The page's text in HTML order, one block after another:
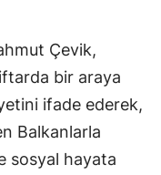
Çevik,
bir araya
ifade ederek,
Balkanlarla
sosyal hayata